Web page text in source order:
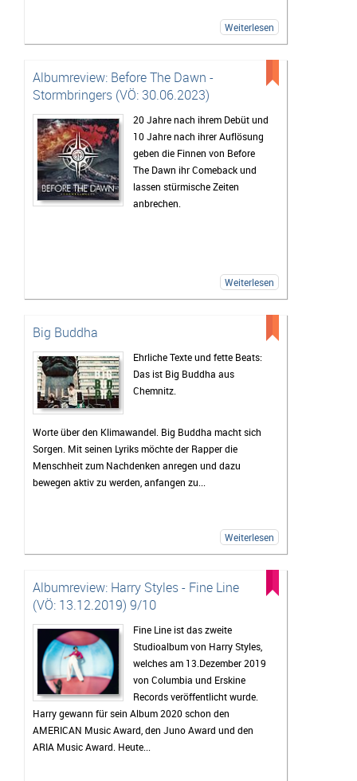
Weiterlesen
Albumreview: Before The Dawn -
Stormbringers (VÖ: 30.06.2023)
20 Jahre nach ihrem Debüt und
10 Jahre nach ihrer Auflösung
geben die Finnen von Before
The Dawn ihr Comeback und
lassen stürmische Zeiten
anbrechen.
Weiterlesen
Big Buddha
Ehrliche Texte und fette Beats:
Das ist Big Buddha aus
Chemnitz.
Worte über den Klimawandel. Big Buddha macht sich
Sorgen. Mit seinen Lyriks möchte der Rapper die
Menschheit zum Nachdenken anregen und dazu
bewegen aktiv zu werden, anfangen zu...
Weiterlesen
Albumreview: Harry Styles - Fine Line
(VÖ: 13.12.2019) 9/10
Fine Line ist das zweite
Studioalbum von Harry Styles,
welches am 13.Dezember 2019
von Columbia und Erskine
Records veröffentlicht wurde.
Harry gewann für sein Album 2020 schon den
AMERICAN Music Award, den Juno Award und den
ARIA Music Award. Heute...